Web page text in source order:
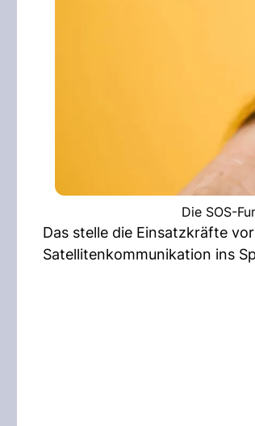
Die SOS-
Das stelle die Einsatzkräfte
Satellitenkommunikation ins